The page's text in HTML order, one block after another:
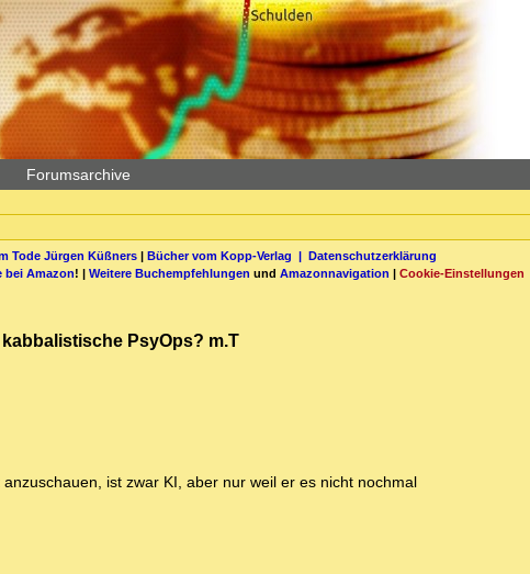
Forumsarchive
Tode Jürgen Küßners| Bücher vom Kopp-Verlag | Datenschutzerklärung
bei Amazon! | Weitere Buchempfehlungen und Amazonnavigation | Cookie-Einstellungen
PsyOps? m.T
ist zwar KI, aber nur weil er es nicht nochmal